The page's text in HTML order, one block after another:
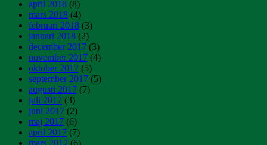
april 2018 (8)
mars 2018 (4)
februari 2018 (3)
januari 2018 (2)
december 2017 (3)
november 2017 (4)
oktober 2017 (5)
september 2017 (5)
augusti 2017 (7)
juli 2017 (3)
juni 2017 (2)
maj 2017 (6)
april 2017 (7)